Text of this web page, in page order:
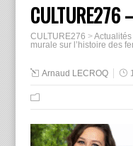
CULTURE276
CULTURE276 >Actualités
murale sur l’histoire des
Arnaud LECROQ